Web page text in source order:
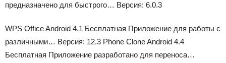
предназначено для быстрого… Версия: 6.0.3
WPS Office Android 4.1 Бесплатная Приложение для работы с
различными… Версия: 12.3 Phone Clone Android 4.4
Бесплатная Приложение разработано для переноса…